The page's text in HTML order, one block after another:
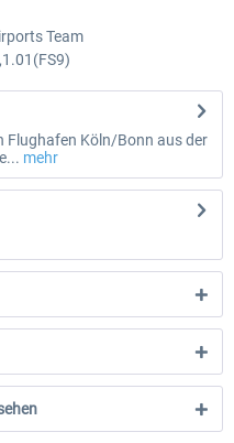
Team
Flughafen Köln/Bonn aus der
mehr